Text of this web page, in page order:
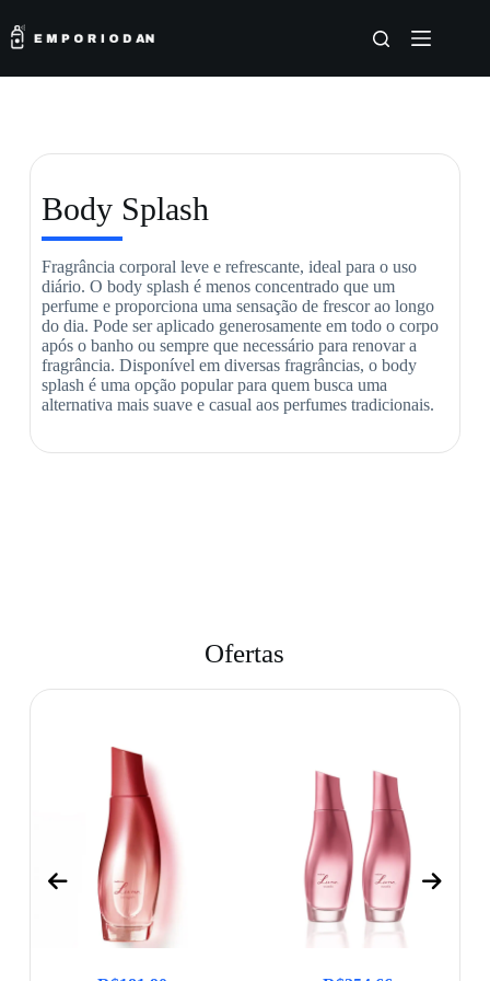
Body Splash
Fragrância corporal leve e refrescante, ideal para o uso
diário. O body splash é menos concentrado que um
perfume e proporciona uma sensação de frescor ao longo
do dia. Pode ser aplicado generosamente em todo o corpo
após o banho ou sempre que necessário para renovar a
fragrância. Disponível em diversas fragrâncias, o body
splash é uma opção popular para quem busca uma
alternativa mais suave e casual aos perfumes tradicionais.
Ofertas